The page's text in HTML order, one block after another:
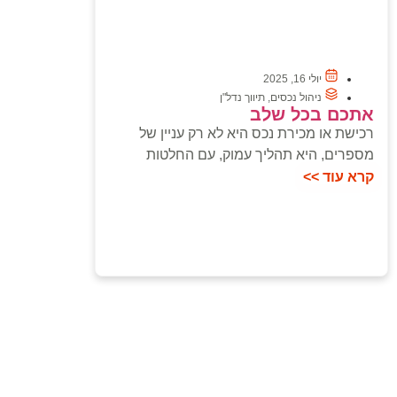
יולי 16, 2025
ניהול נכסים תיווך נדל"ן
אתכם בכל שלב
רכישת או מכירת נכס היא לא רק עניין של
מספרים, היא תהליך עמוק, עם החלטות
קרא עוד >>